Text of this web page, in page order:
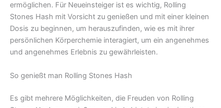
ermöglichen. Für Neueinsteiger ist es wichtig, Rolling
Stones Hash mit Vorsicht zu genießen und mit einer kleinen
Dosis zu beginnen, um herauszufinden, wie es mit ihrer
persönlichen Körperchemie interagiert, um ein angenehmes
und angenehmes Erlebnis zu gewährleisten.
So genießt man Rolling Stones Hash
Es gibt mehrere Möglichkeiten, die Freuden von Rolling